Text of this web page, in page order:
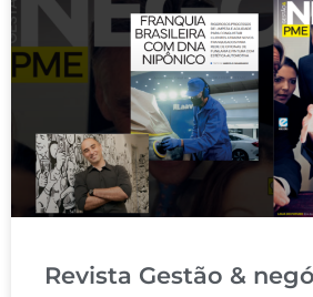
Revista Gestão &